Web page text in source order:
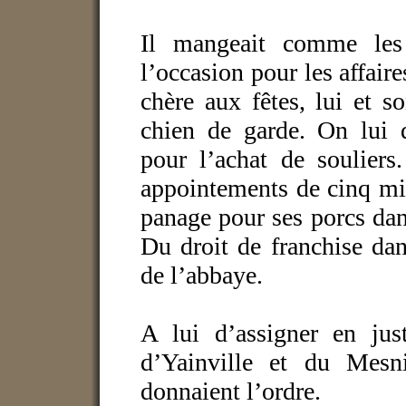
Il mangeait comme
l’occasion pour les
chère aux fêtes, lui et
chien de garde. On lui
pour l’achat de
appointements de cinq
panage pour ses porcs
Du droit de franchise
de l’abbaye.
A lui d’assigner en
d’Yainville et du
donnaient l’ordre.